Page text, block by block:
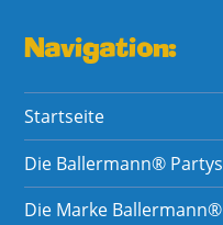
Navigation:
Startseite
Die Ballermann® Partys
Die Marke Ballermann®